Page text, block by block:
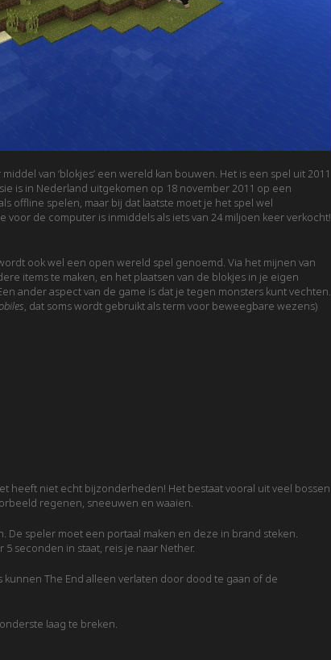
van ‘blokjes’ een wereld kan bouwen. Het is een spel uit 2011
is in Nederland uitgekomen op 18 november 2011 op een
offline spelen, maar bij dat laatste moet je het spel wel
de computer is inmiddels als iets van 24 miljoen keer verkocht!
ook wel een open wereld spel genoemd. Via het mijnen van
items te maken, en het plaatsen van de blokjes in je eigen
ander aspect van de game is dat je tegen monsters kunt vechten.
, dat soms wordt gebruikt als term voor beweegbare wezens)
heeft niet echt bijzonderheden! Het bestaat vooral uit veel bossen
regenen, sneeuwen en waaien.
De speler moet een portaal maken en deze in brand steken.
seconden in staat, reis je naar Nether.
The End alleen verlaten door dood te gaan of de
laag te breken.